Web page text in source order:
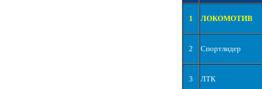
1 ЛОКОМОТИВ
2 Спортлидер
3 ЛТК